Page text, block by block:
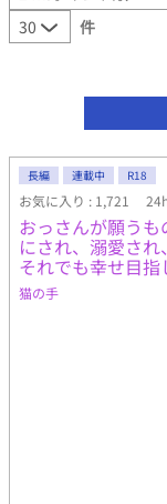
件
長編 連載中 R18
お気に入り : 1,721
おっさんが願う
にされ、溺愛され
それでも幸せ目
猫の手